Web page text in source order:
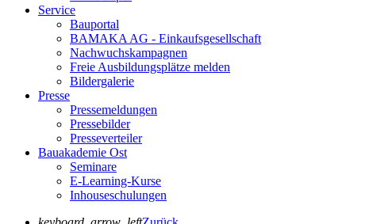
Service
Bauportal
BAMAKA AG - Einkaufsgesellschaft
Nachwuchskampagnen
Freie Ausbildungsplätze melden
Bildergalerie
Presse
Pressemeldungen
Pressebilder
Presseverteiler
Bauakademie Ost
Seminare
E-Learning-Kurse
Inhouseschulungen